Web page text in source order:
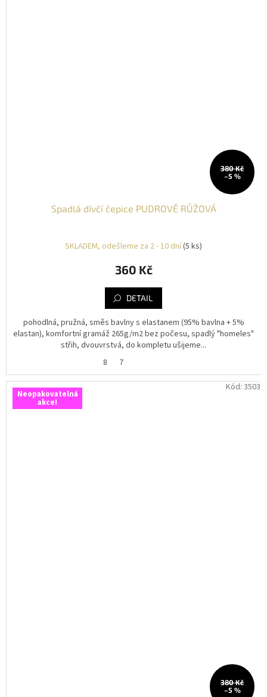
380 Kč
–5 %
Spadlá dívčí čepice PUDROVĚ RŮŽOVÁ
SKLADEM, odešleme za 2 - 10 dní(5 ks)
360 Kč
DETAIL
pohodlná, pružná, směs bavlny s elastanem (95% bavlna + 5%
elastan), komfortní gramáž 265g/m2 bez počesu, spadlý "homeles"
střih, dvouvrstvá, do kompletu ušijeme...
8
7
Neopakovatelná
akce!
380 Kč
–5 %
Kód: 3503